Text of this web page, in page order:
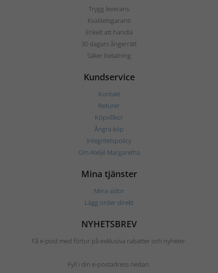
Trygg leverans
Kvalitetsgaranti
Enkelt att handla
30 dagars ångerrätt
Säker betalning
Kundservice
Kontakt
Returer
Köpvillkor
Ångra köp
Integritetspolicy
Om Ateljé Margaretha
Mina tjänster
Mina sidor
Lägg order direkt
NYHETSBREV
Få e-post med förtur på exklusiva rabatter och nyheter.
Fyll i din e-postadress nedan.